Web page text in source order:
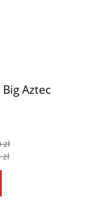
Aztec